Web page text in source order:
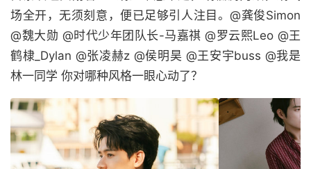
场全开，无须刻意，便已足够引人注目。@龚俊Simon
@魏大勋 @时代少年团队长-马嘉祺 @罗云熙Leo @王
鹤棣_Dylan @张凌赫z @侯明昊 @王安宇buss @我是
林一同学 你对哪种风格一眼心动了？